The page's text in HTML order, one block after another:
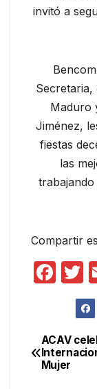
invitó a
Secretaria,
Maduro
Jiménez,
fiestas
las
Compartir
F
e
b
de
ACAV
Mujer